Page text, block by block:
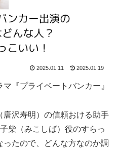
2025.01.11 2025.01.19
『プライベートバンカー』
沢寿明）の信頼おける助手
柴（みこしば）役のすらっ
たので、どんな方なのか調